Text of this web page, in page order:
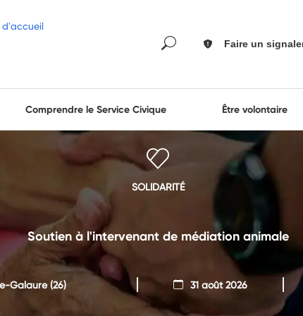
Faire un
Comprendre le Service Civique Être volontaire
SOLIDARITÉ
Soutien à l'intervenant de médiation animale
Galaure(26) 31 août 2026